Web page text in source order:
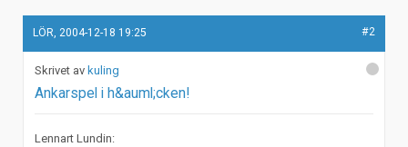
LÖR, 2004-12-18 19:25 #2
kuling
Ankarspel i h&auml;cken!
Lennart Lundin: